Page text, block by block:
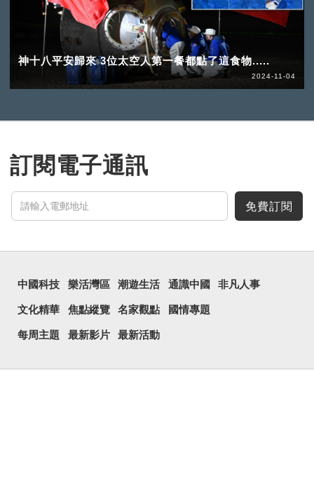
神十八平安歸來 3位太空人第一餐都點了這食物.....
2024-11-04
訂閱電子通訊
免費訂閱
中國科技 樂活灣區 潮遊生活 通識中國 非凡人事
文化精華 焦點縱覽 名家觀點 國情專題
每周主題 最新影片 最新活動